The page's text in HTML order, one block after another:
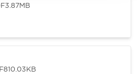
3.87MB
810.03KB